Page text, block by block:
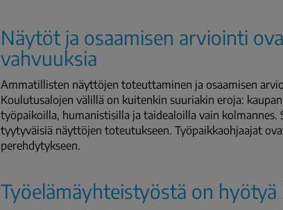
Näytöt ja osaamisen arviointi
vahvuuksia
Ammatillisten näyttöjen toteuttaminen ja osaamisen
Koulutusalojen välillä on kuitenkin suuriakin eroja:
työpaikoilla, humanistisilla ja taidealoilla vain
tyytyväisiä näyttöjen toteutukseen. Työpaikkaohjaajat
perehdytykseen.
Työelämäyhteistyöstä on hyötyä